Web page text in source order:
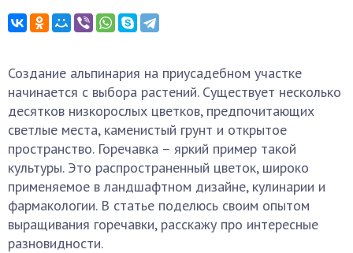
Создание альпинария на приусадебном участке
начинается с выбора растений. Существует несколько
десятков низкорослых цветков, предпочитающих
светлые места, каменистый грунт и открытое
пространство. Горечавка – яркий пример такой
культуры. Это распространенный цветок, широко
применяемое в ландшафтном дизайне, кулинарии и
фармакологии. В статье поделюсь своим опытом
выращивания горечавки, расскажу про интересные
разновидности.